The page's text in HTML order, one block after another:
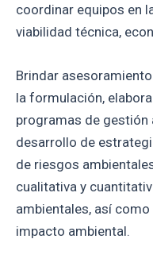
coordinar equipos en
viabilidad técnica,
Brindar
la formulación,
programas de gestión
desarrollo de
de riesgos
cualitativa y
ambientales, así
impacto ambiental.